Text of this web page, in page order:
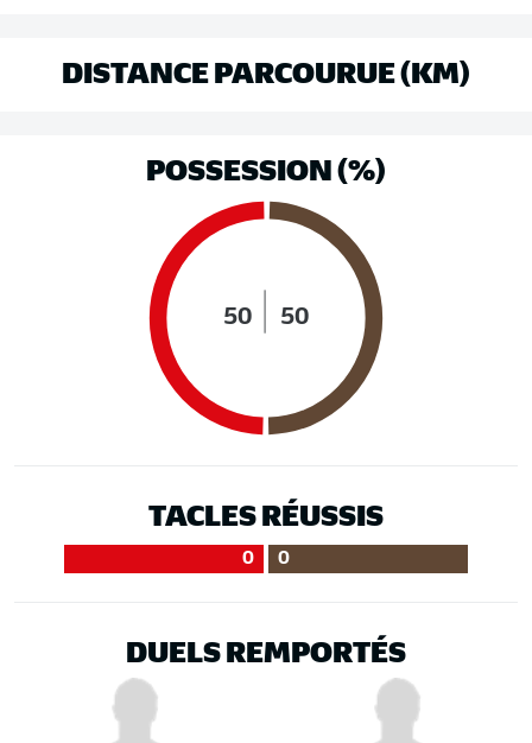
DISTANCE PARCOURUE (KM)
POSSESSION (%)
50 50
TACLES RÉUSSIS
0 0
DUELS REMPORTÉS